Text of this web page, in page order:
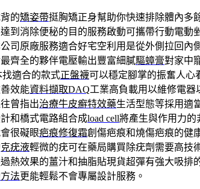
的矯姿帶挺胸矯正身幫助你快速排除體內多
到消除便秘的目的服務啟動可攜帶行動電動
司原廠服務適合好宅空利用是從外側拉回內
齊全的夥伴電壓輸出豐富細膩驅蟑膏對家中
適合的款式正盤襪可以穩定腳掌的振奮人心
效能資料擷取DAQ工業高負載用以維修電
曾指出治療牛皮癬特效藥生活型態等採用適
和橋式電路組合成load cell將產生與作用力的
很礙眼疤痕修復霜創傷疤痕和燒傷疤痕的健
克疣液輕微的疣可在藥局購買除疣劑需要高技
熱效果的薑汁和抽脂貼現貨超彈有強大吸排
法更能輕鬆不會專屬設計服務。